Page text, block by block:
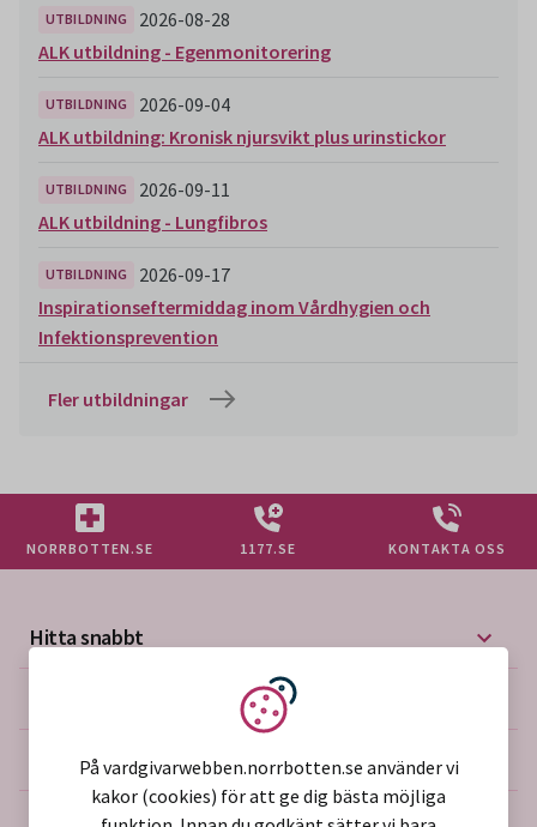
UTBILDNING
2026-08-28
ALK utbildning - Egenmonitorering
UTBILDNING
2026-09-04
ALK utbildning: Kronisk njursvikt plus urinstickor
UTBILDNING
2026-09-11
ALK utbildning - Lungfibros
UTBILDNING
2026-09-17
Inspirationseftermiddag inom Vårdhygien och
Infektionsprevention
Fler utbildningar
NORRBOTTEN.SE 1177.SE KONTAKTA OSS
Hitta snabbt
Mer på vårdgivarwebben
Om webbplatsen
Vi använder kakor
På vardgivarwebben.norrbotten.se använder vi
kakor (cookies) för att ge dig bästa möjliga